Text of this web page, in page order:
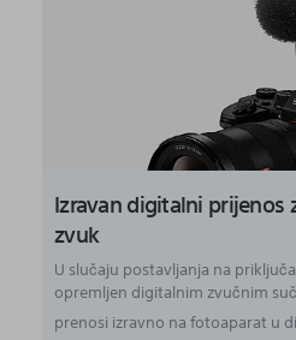
Izravan digitalni
zvuk
U slučaju postavljanja na
opremljen digitalnim zvučnim
prenosi izravno na fotoaparat u